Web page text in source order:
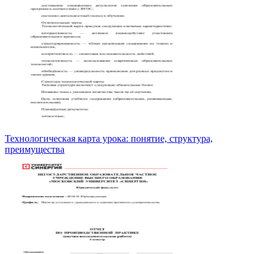
Технологическая карта урока: понятие, структура,
преимущества